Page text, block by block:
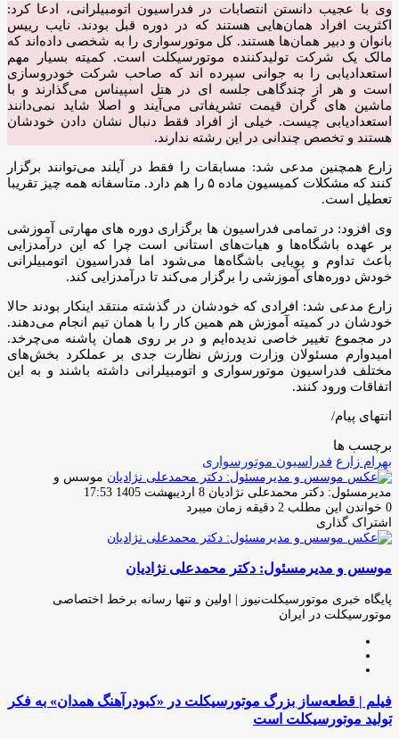
وی با عجیب دانستن انتصابات در فدراسیون اتومبیلرانی، ادعا کرد:
اکثریت افراد همان‌هایی هستند که در دوره قبل بودند. نایب رییس
بانوان و دبیر همان‌ها هستند. کل موتورسواری را به شخصی داده‌اند که
مالک یک شرکت تولیدکننده موتورسیکلت است. کمیته بسیار مهم
استعدادیابی را به جوانی سپرده اند که صاحب شرکت خودروسازی
است و هر از چندگاهی جلسه ای در هتل اسپیناس می‌گذارند و با
ماشین های گران قیمت تشریفاتی می‌آیند و اصلا شاید نمی‌دانند
استعدادیابی چیست. خیلی از افراد فقط دنبال نشان دادن خودشان
هستند و تخصص چندانی در این رشته ندارند.
زارع همچنین مدعی شد: مسابقات را فقط در آیلند می‌توانند برگزار
کنند که مشکلات کمیسیون ماده ۵ را هم دارد. متاسفانه همه چیز تقریبا
تعطیل است.
وی افزود: در تمامی فدراسیون ها برگزاری دوره های مهارتی آموزشی
بر عهده باشگاه‌ها و هیات‌های استانی است چرا که این درآمدزایی
باعث تداوم و پویایی باشگاه‌ها می‌شود اما فدراسیون اتومبیلرانی
خودش دوره‌های آموزشی را برگزار می‌کند تا درآمدزایی کند.
زارع مدعی شد: افرادی که خودشان در گذشته منتقد اینکار بودند حالا
خودشان در کمیته آموزش هم همین کار را با همان تیم انجام می‌دهند.
در مجموع تغییر خاصی ندیده‌ایم و در بر روی همان پاشنه می‌چرخد.
امیدوارم مسئولان وزارت ورزش نظارت جدی بر عملکرد بخش‌های
مختلف فدراسیون موتورسواری و اتومبیلرانی داشته باشند و به این
اتفاقات ورود کنند.
انتهای پیام/
برچسب ها
بهرام زارع فدراسیون موتورسواری
موسس و
مدیرمسئول: دکتر محمدعلی نژادیان ارسال
ایمیل
8 اردیبهشت 1405 17:53
0 خواندن این مطلب 2 دقیقه زمان میبرد
اشتراک گذاری
فیس
توئیتر
لینکدین
واتس
تلگرام
اشتراک
از
ایمیل
چاپ
موسس و مدیرمسئول: دکتر محمدعلی نژادیان
پایگاه خبری موتورسیکلت‌نیوز | اولین و تنها رسانه برخط اختصاصی
موتورسیکلت در ایران
فیلم
|
قطعه‌ساز
فیلم | قطعه‌ساز بزرگ موتورسیکلت در «کبودرآهنگ همدان» به فکر
تولید موتورسیکلت است